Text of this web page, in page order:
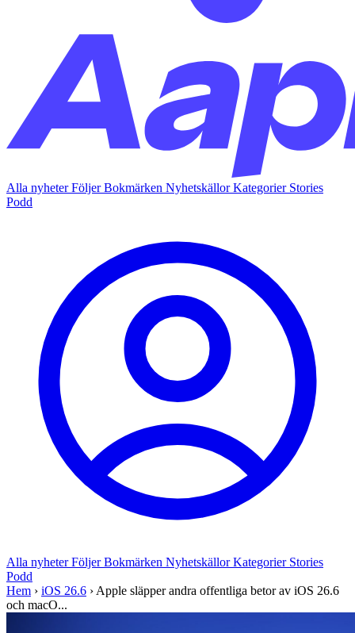
Alla nyheterFöljerBokmärken NyhetskällorKategorier Stories
Podd
Alla nyheterFöljerBokmärken NyhetskällorKategorier Stories
Podd
Hem › iOS 26.6 › Apple släpper andra offentliga betor av iOS 26.6
och macO...